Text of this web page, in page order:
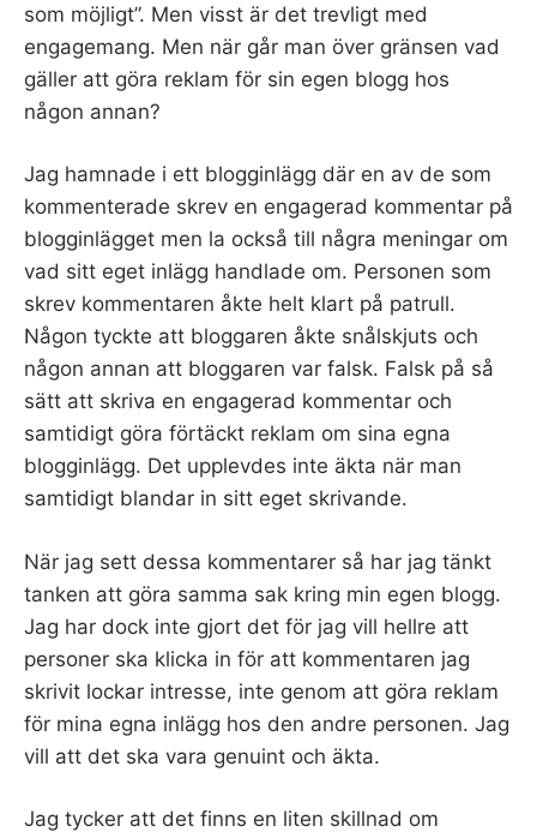
som möjligt”. Men visst är det trevligt med
engagemang. Men när går man över gränsen vad
gäller att göra reklam för sin egen blogg hos
någon annan?
Jag hamnade i ett blogginlägg där en av de som
kommenterade skrev en engagerad kommentar på
blogginlägget men la också till några meningar om
vad sitt eget inlägg handlade om. Personen som
skrev kommentaren åkte helt klart på patrull.
Någon tyckte att bloggaren åkte snålskjuts och
någon annan att bloggaren var falsk. Falsk på så
sätt att skriva en engagerad kommentar och
samtidigt göra förtäckt reklam om sina egna
blogginlägg. Det upplevdes inte äkta när man
samtidigt blandar in sitt eget skrivande.
När jag sett dessa kommentarer så har jag tänkt
tanken att göra samma sak kring min egen blogg.
Jag har dock inte gjort det för jag vill hellre att
personer ska klicka in för att kommentaren jag
skrivit lockar intresse, inte genom att göra reklam
för mina egna inlägg hos den andre personen. Jag
vill att det ska vara genuint och äkta.
Jag tycker att det finns en liten skillnad om